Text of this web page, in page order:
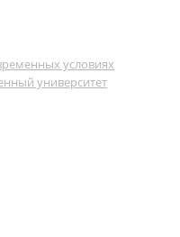
условиях
университет